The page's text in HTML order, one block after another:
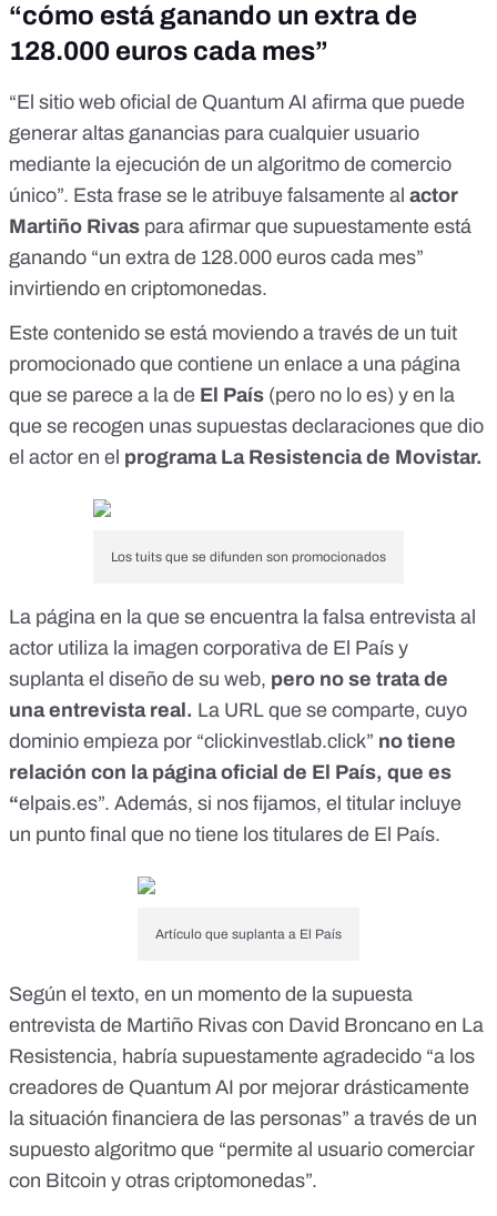
“cómo está ganando un extra de
128.000 euros cada mes”
“El sitio web oficial de Quantum AI afirma que puede
generar altas ganancias para cualquier usuario
mediante la ejecución de un algoritmo de comercio
único”. Esta frase se le atribuye falsamente al actor
Martiño Rivas para afirmar que supuestamente está
ganando “un extra de 128.000 euros cada mes”
invirtiendo en criptomonedas.
Este contenido se está moviendo a través de un tuit
promocionado que contiene un enlace a una página
que se parece a la de El País (pero no lo es) y en la
que se recogen unas supuestas declaraciones que dio
el actor en el programa La Resistencia de Movistar.
Los tuits que se difunden son promocionados
La página en la que se encuentra la falsa entrevista al
actor utiliza la imagen corporativa de El País y
suplanta el diseño de su web, pero no se trata de
una entrevista real. La URL que se comparte, cuyo
dominio empieza por “clickinvestlab.click” no tiene
relación con la página oficial de El País, que es
“elpais.es”. Además, si nos fijamos, el titular incluye
un punto final que no tiene los titulares de El País.
Artículo que suplanta a El País
Según el texto, en un momento de la supuesta
entrevista de Martiño Rivas con David Broncano en La
Resistencia, habría supuestamente agradecido “a los
creadores de Quantum AI por mejorar drásticamente
la situación financiera de las personas” a través de un
supuesto algoritmo que “permite al usuario comerciar
con Bitcoin y otras criptomonedas”.